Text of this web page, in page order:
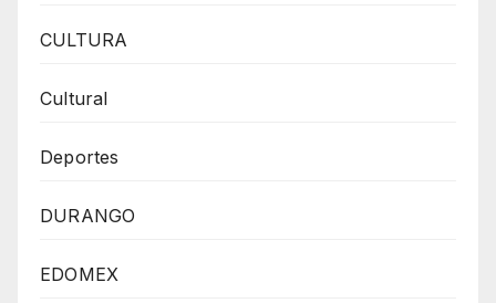
CULTURA
Cultural
Deportes
DURANGO
EDOMEX